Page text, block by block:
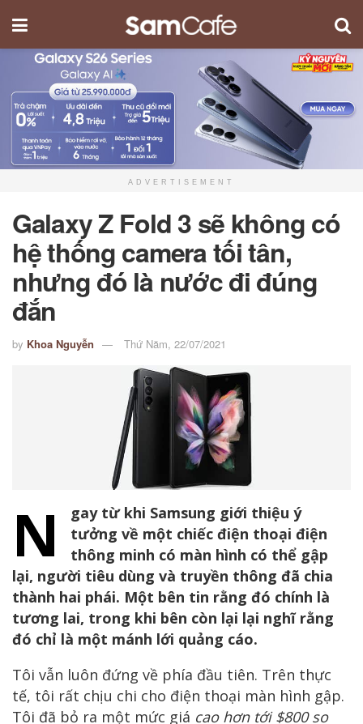
ADVERTISEMENT
Galaxy Z Fold 3 sẽ không có
hệ thống camera tối tân,
nhưng đó là nước đi đúng
đắn
by Khoa Nguyễn Thứ Năm, 22/07/2021
N
gay từ khi Samsung giới thiệu ý
tưởng về một chiếc điện thoại điện
thông minh có màn hình có thể gập
lại, người tiêu dùng và truyền thông đã chia
thành hai phái. Một bên tin rằng đó chính là
tương lai, trong khi bên còn lại lại nghĩ rằng
đó chỉ là một mánh lới quảng cáo.
Tôi vẫn luôn đứng về phía đầu tiên. Trên thực
tế, tôi rất chịu chi cho điện thoại màn hình gập.
Tôi đã bỏ ra một mức giá cao hơn tới $800 so